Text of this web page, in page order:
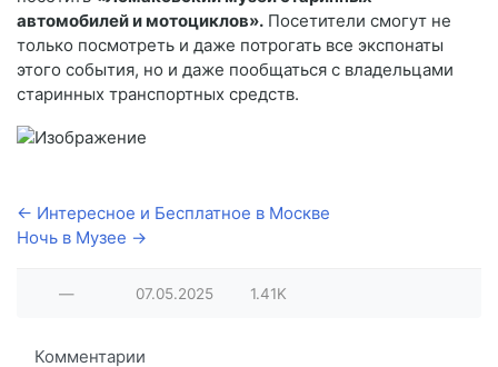
автомобилей и мотоциклов». Посетители смогут не
только посмотреть и даже потрогать все экспонаты
этого события, но и даже пообщаться с владельцами
старинных транспортных средств.
← Интересное и Бесплатное в Москве
Ночь в Музее →
— 07.05.2025 1.41K
Комментарии